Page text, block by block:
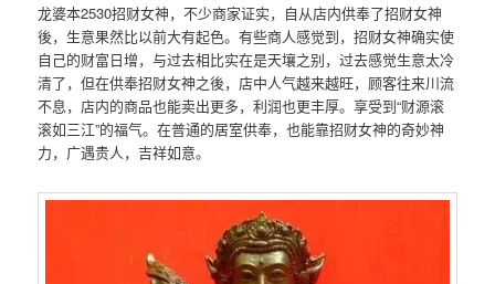
龙婆本2530招财女神，不少商家证实，自从店内供奉了招财女神
後，生意果然比以前大有起色。有些商人感觉到，招财女神确实使
自己的财富日增，与过去相比实在是天壤之别，过去感觉生意太冷
清了，但在供奉招财女神之後，店中人气越来越旺，顾客往来川流
不息，店内的商品也能卖出更多，利润也更丰厚。享受到“财源滚
滚如三江”的福气。在普通的居室供奉，也能靠招财女神的奇妙神
力，广遇贵人，吉祥如意。